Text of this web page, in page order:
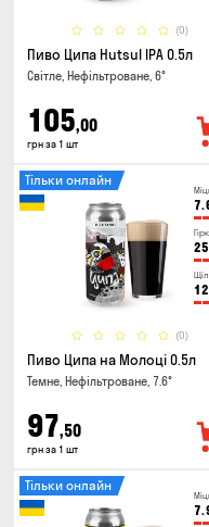
(0)
Пиво Ципа Hutsul IPA 0.5л
Світле, Нефільтроване, 6°
105,00
грн за 1 шт
25
12
(0)
Тільки онлайн
Пиво Ципа на Молоці 0.5л
Темне, Нефільтроване, 7.6°
97,50
грн за 1 шт
Тільки онлайн